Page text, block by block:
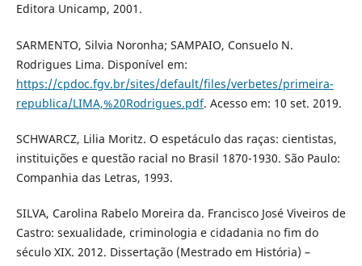
Editora Unicamp, 2001.
SARMENTO, Silvia Noronha; SAMPAIO, Consuelo N.
Rodrigues Lima. Disponível em:
https://cpdoc.fgv.br/sites/default/files/verbetes/primeira-
republica/LIMA,%20Rodrigues.pdf. Acesso em: 10 set. 2019.
SCHWARCZ, Lilia Moritz. O espetáculo das raças: cientistas,
instituições e questão racial no Brasil 1870-1930. São Paulo:
Companhia das Letras, 1993.
SILVA, Carolina Rabelo Moreira da. Francisco José Viveiros de
Castro: sexualidade, criminologia e cidadania no fim do
século XIX. 2012. Dissertação (Mestrado em História) –